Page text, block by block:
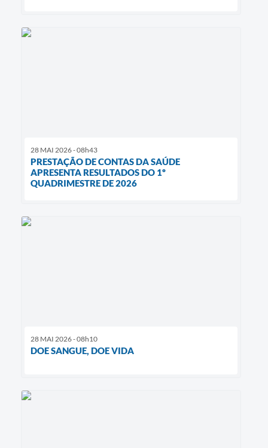
28 MAI 2026 - 08h43
PRESTAÇÃO DE CONTAS DA SAÚDE
APRESENTA RESULTADOS DO 1º
QUADRIMESTRE DE 2026
28 MAI 2026 - 08h10
DOE SANGUE, DOE VIDA